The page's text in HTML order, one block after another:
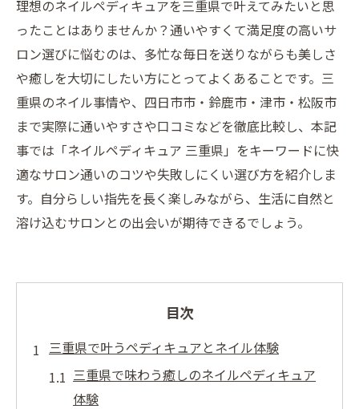
理想のネイルペディキュアを三重県で叶えてみたいと思
ったことはありませんか？通いやすくて満足度の高いサ
ロン選びに悩むのは、多忙な毎日を送りながらも美しさ
や癒しを大切にしたい方にとってよくあることです。三
重県のネイル事情や、四日市市・鈴鹿市・津市・松阪市
まで実際に通いやすさや口コミなどを徹底比較し、本記
事では「ネイルペディキュア 三重県」をキーワードに快
適なサロン通いのコツや失敗しにくい選び方を紹介しま
す。自分らしい指先を長く楽しみながら、生活に自然と
溶け込むサロンとの出会いが期待できるでしょう。
目次
三重県で叶うペディキュアとネイル体験
三重県で味わう癒しのネイルペディキュア
体験